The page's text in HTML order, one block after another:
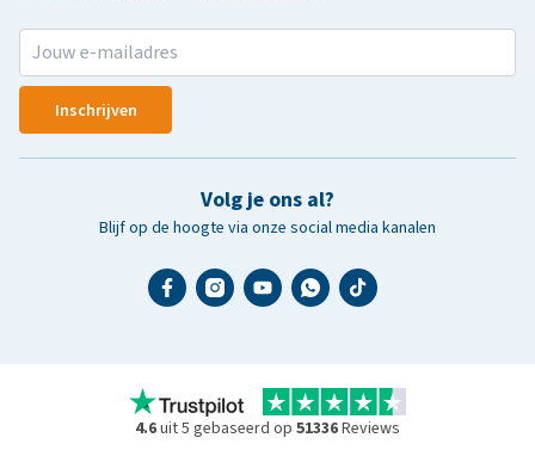
Inschrijven
Volg je ons al?
Blijf op de hoogte via onze social media kanalen
4.6uit 5 gebaseerd op 51336Reviews